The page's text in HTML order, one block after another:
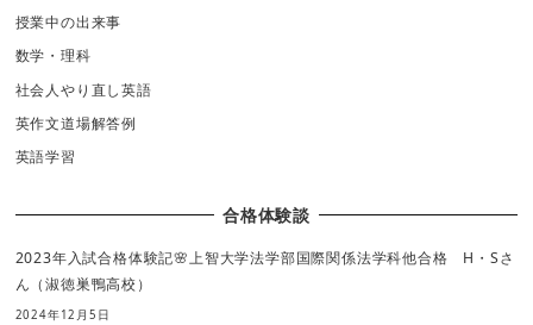
授業中の出来事
数学・理科
社会人やり直し英語
英作文道場解答例
英語学習
合格体験談
2023年入試合格体験記🌸上智大学法学部国際関係法学科他合格 H・Sさ
ん（淑徳巣鴨高校）
2024年12月5日